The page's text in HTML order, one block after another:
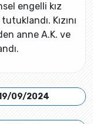
engelli kız
Kızını
anne A.K. ve
09/2024